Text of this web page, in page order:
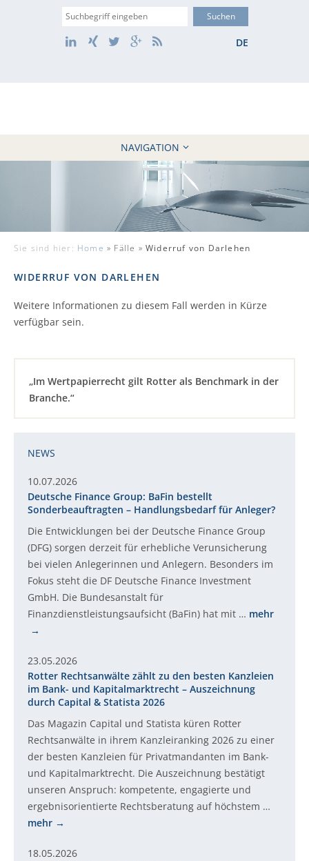
Suche
DE
LinkedIn
Xing TwitterGoogle+
RSS
NAVIGATION
HOME
KANZLEI
10 GRÜNDE
FÄLLE
REFERENZEN
AKTUELLES
Sie sind hier: Home » Fälle »Widerruf von Darlehen
WIDERRUF VON DARLEHEN
Weitere Informationen zu diesem Fall werden in Kürze
verfügbar sein.
„Im Wertpapierrecht gilt Rotter als Benchmark in der
Branche.“
NEWS
10.07.2026
Deutsche Finance Group: BaFin bestellt
Sonderbeauftragten – Handlungsbedarf für Anleger?
Die Entwicklungen bei der Deutsche Finance Group
(DFG) sorgen derzeit für erhebliche Verunsicherung
bei vielen Anlegerinnen und Anlegern. Besonders im
Fokus steht die DF Deutsche Finance Investment
GmbH. Die Bundesanstalt für
Finanzdienstleistungsaufsicht (BaFin) hat mit … mehr
23.05.2026
Rotter Rechtsanwälte zählt zu den besten Kanzleien
im Bank- und Kapitalmarktrecht – Auszeichnung
durch Capital & Statista 2026
Das Magazin Capital und Statista küren Rotter
Rechtsanwälte in ihrem Kanzleiranking 2026 zu einer
der besten Kanzleien für Privatmandanten im Bank-
und Kapitalmarktrecht. Die Auszeichnung bestätigt
unseren Anspruch: kompetente, engagierte und
ergebnisorientierte Rechtsberatung auf höchstem …
mehr
18.05.2026